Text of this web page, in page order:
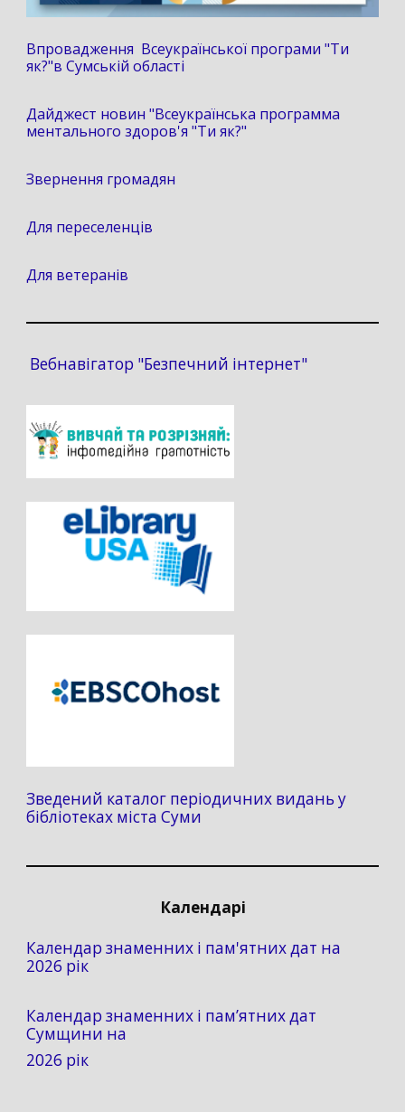
Впровадження Всеукраїнської програми "Ти
як?"в Сумській області
Дайджест новин "Всеукраїнська программа
ментального здоров'я "Ти як?"
Звернення громадян
Для переселенців
Для ветеранів
Вебнавігатор "Безпечний інтернет"
Зведений каталог періодичних видань у
бібліотеках міста Суми
Календарі
Календар знаменних і пам'ятних дат на
2026 рік
Календар знаменних і пам’ятних дат
Сумщини на
2026 рік